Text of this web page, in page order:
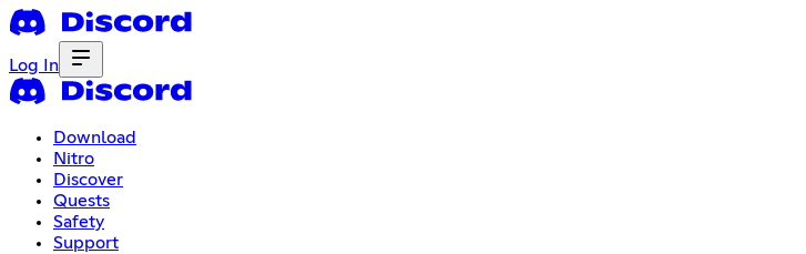
Log In
Download
Nitro
Discover
Quests
Safety
Support